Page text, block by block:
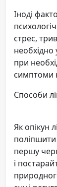
Іноді
стрес,
при
симптоми
Способи
Як опікун
поліпшити
першу
і